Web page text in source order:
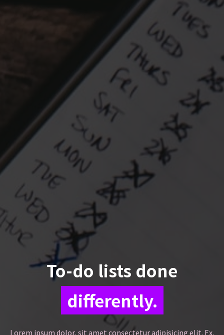
To-do lists done
differently.
Lorem ipsum dolor, sit amet consectetur adipisicing elit. Ex,